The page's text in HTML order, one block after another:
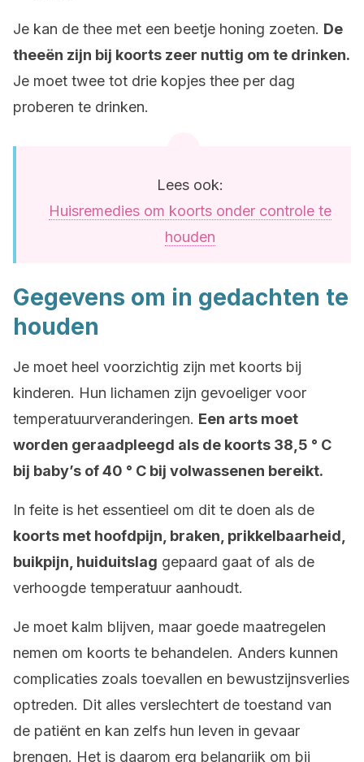
Je kan de thee met een beetje honing zoeten. De
theeën zijn bij koorts zeer nuttig om te drinken.
Je moet twee tot drie kopjes thee per dag
proberen te drinken.
Lees ook:
Huisremedies om koorts onder controle te
houden
Gegevens om in gedachten te
houden
Je moet heel voorzichtig zijn met koorts bij
kinderen. Hun lichamen zijn gevoeliger voor
temperatuurveranderingen. Een arts moet
worden geraadpleegd als de koorts 38,5 ° C
bij baby’s of 40 ° C bij volwassenen bereikt.
In feite is het essentieel om dit te doen als de
koorts met hoofdpijn, braken, prikkelbaarheid,
buikpijn, huiduitslag gepaard gaat of als de
verhoogde temperatuur aanhoudt.
Je moet kalm blijven, maar goede maatregelen
nemen om koorts te behandelen. Anders kunnen
complicaties zoals toevallen en bewustzijnsverlies
optreden. Dit alles verslechtert de toestand van
de patiënt en kan zelfs hun leven in gevaar
brengen. Het is daarom erg belangrijk om bij